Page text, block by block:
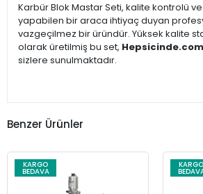
Karbür Blok Mastar Seti, kalite kontrolü
yapabilen bir araca ihtiyaç duyan
vazgeçilmez bir üründür. Yüksek kalite
olarak üretilmiş bu set, Hepsicinde.com
sizlere sunulmaktadır.
Benzer Ürünler
KARGO
BEDAVA
KARGO